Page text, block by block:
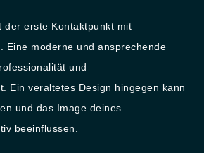
der erste Kontaktpunkt mit
Eine moderne und ansprechende
und
Ein veraltetes Design hingegen kann
und das Image deines
beeinflussen.